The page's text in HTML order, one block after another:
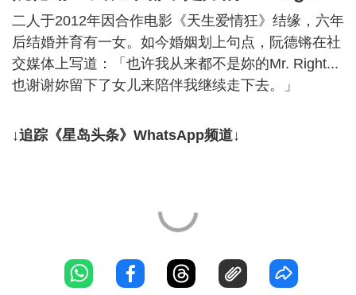
二人于2012年因合作电影《天生爱情狂》结缘，六年
后结婚并育有一女。如今婚姻划上句点，阮德锵在社
交媒体上写道：「也许我从来都不是妳的Mr. Right...
也谢谢妳留下了女儿来陪伴我继续走下去。」
↓追踪《星岛头条》WhatsApp频道↓